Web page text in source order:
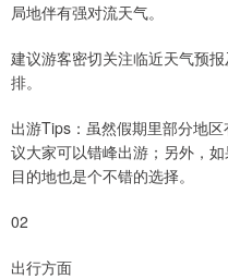
局地伴有强对流天气。
建议游客密切关注临近天气预
排。
出游Tips：虽然假期里部分地
议大家可以错峰出游；另外，
目的地也是个不错的选择。
02
出行方面